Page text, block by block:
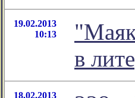
19.02.2013
10:13
в
18.02.2013